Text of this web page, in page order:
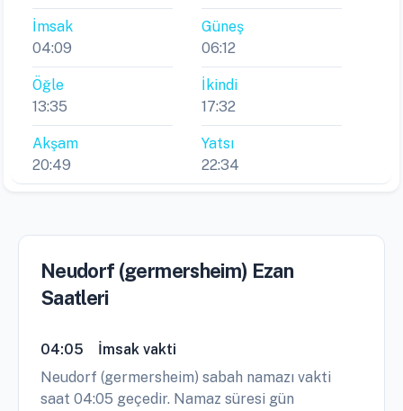
İmsak
04:09
Güneş
06:12
Öğle
13:35
İkindi
17:32
Akşam
20:49
Yatsı
22:34
Neudorf (germersheim) Ezan
Saatleri
04:05
İmsak vakti
Neudorf (germersheim) sabah namazı vakti
saat 04:05 geçedir. Namaz süresi gün